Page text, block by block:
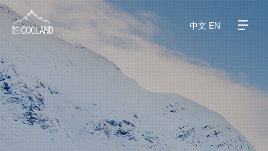
中文 EN
ブランド紹介
水源地